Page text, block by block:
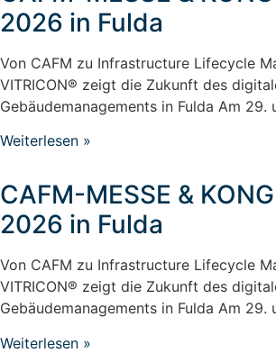
2026 in Fulda
Von CAFM zu Infrastructure Lifecycle
VITRICON® zeigt die Zukunft des
Gebäudemanagements in Fulda Am 29.
Weiterlesen »
CAFM-MESSE &
2026 in Fulda
Von CAFM zu Infrastructure Lifecycle
VITRICON® zeigt die Zukunft des
Gebäudemanagements in Fulda Am 29.
Weiterlesen »